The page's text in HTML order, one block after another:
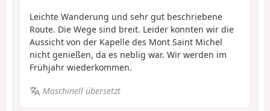
Leichte Wanderung und sehr gut beschriebene
Route. Die Wege sind breit. Leider konnten wir die
Aussicht von der Kapelle des Mont Saint Michel
nicht genießen, da es neblig war. Wir werden im
Frühjahr wiederkommen.
Maschinell übersetzt